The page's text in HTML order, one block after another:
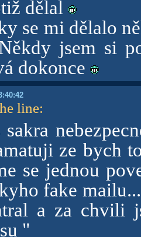
dělal
se mi dělalo
jsem si
dokonce
line:
sakra
ze bych
se jednou
fake
a za chvili
"